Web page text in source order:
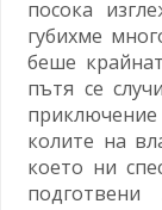
посока
губихме
беше
пътя се
колите на
което ни